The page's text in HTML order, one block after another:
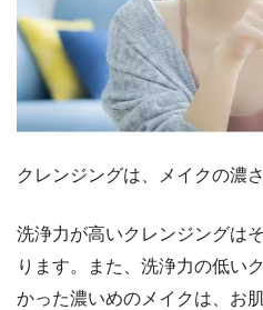
クレンジングは、メイクの濃
洗浄力が高いクレンジングは
ります。また、洗浄力の低い
かった濃いめのメイクは、お